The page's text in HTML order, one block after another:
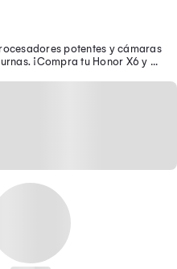
potentes y cámaras
¡Compra tu Honor X6 y X8